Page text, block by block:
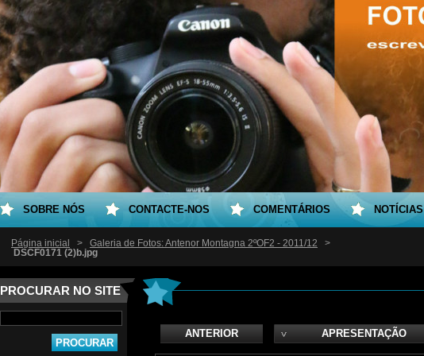
Página inicial > Galeria de Fotos: Antenor Montagna 2ºOF2 - 2011/12
>
DSCF0171 (2)b.jpg
PROCURAR NO SITE
ANTERIOR APRESENTAÇÃO
SOBRE NÓS CONTACTE-NOS COMENTÁRIOS NOTÍCIAS